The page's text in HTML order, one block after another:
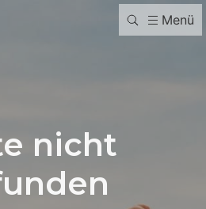
Menü
nicht